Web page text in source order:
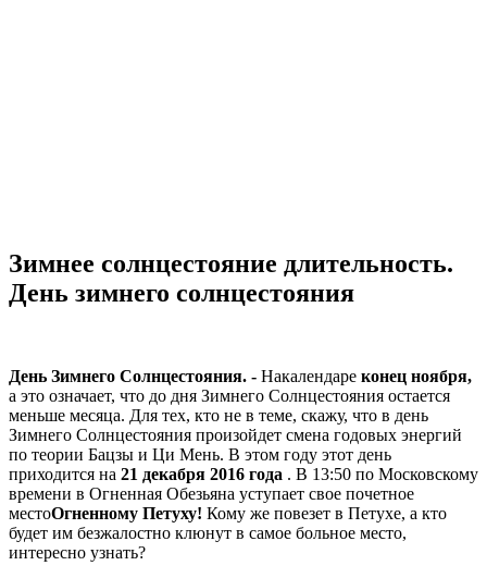
Зимнее солнцестояние длительность.
День зимнего солнцестояния
День Зимнего Солнцестояния. - Накалендаре конец ноября,
а это означает, что до дня Зимнего Солнцестояния остается
меньше месяца. Для тех, кто не в теме, скажу, что в день
Зимнего Солнцестояния произойдет смена годовых энергий
по теории Бацзы и Ци Мень. В этом году этот день
приходится на 21 декабря 2016 года . В 13:50 по Московскому
времени в Огненная Обезьяна уступает свое почетное
местоОгненному Петуху! Кому же повезет в Петухе, а кто
будет им безжалостно клюнут в самое больное место,
интересно узнать?